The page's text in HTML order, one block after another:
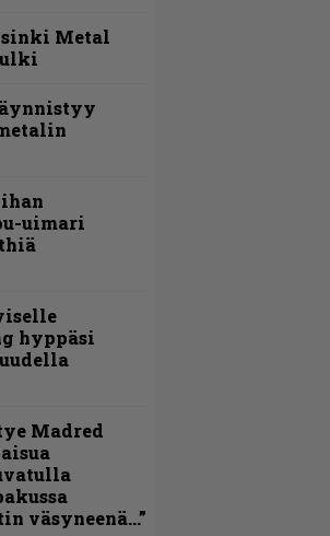
Metal
uimari
hyppäsi
Madred
väsyneenä…”